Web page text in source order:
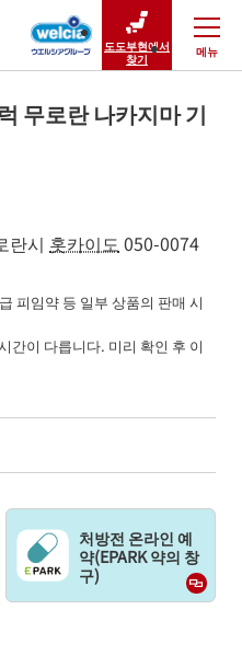
도도부현에서
찾기
메뉴
닫기
무로란 나카지마 기
란시 홋카이도 050-0074
피임약 등 일부 상품의 판매 시
간이 다릅니다. 미리 확인 후 이
처방전 온라인 예
약(EPARK 약의 창
구)